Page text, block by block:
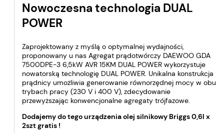
Nowoczesna technologia DUAL
POWER
Zaprojektowany z myślą o optymalnej wydajności,
proponowany u nas Agregat prądotwórczy DAEWOO GDA
7500DPE-3 6,5kW AVR 15KM DUAL POWER wykorzystuje
nowatorską technologię DUAL POWER. Unikalna konstrukcja
prądnicy umożliwia generowanie równorzędnej mocy w obu
trybach pracy (230 V i 400 V), zdecydowanie
przewyższając konwencjonalne agregaty trójfazowe.
Dodajemy do tego urządzenia olej silnikowy Briggs 0,6l x
2szt gratis !